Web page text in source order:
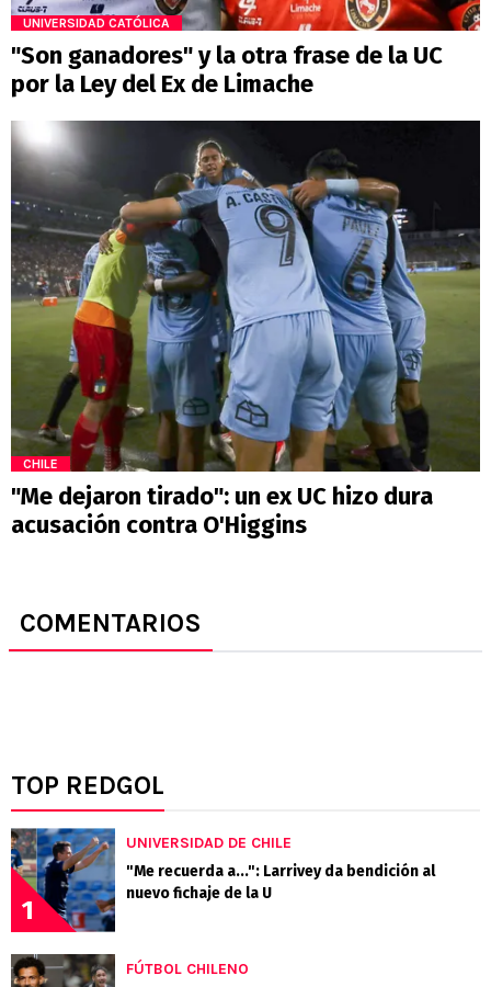
UNIVERSIDAD CATÓLICA
"Son ganadores" y la otra frase de la UC
por la Ley del Ex de Limache
CHILE
"Me dejaron tirado": un ex UC hizo dura
acusación contra O'Higgins
COMENTARIOS
TOP REDGOL
1
UNIVERSIDAD DE CHILE
"Me recuerda a...": Larrivey da bendición al
nuevo fichaje de la U
FÚTBOL CHILENO